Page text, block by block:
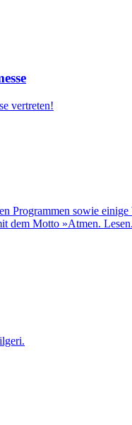
vertreten!
Programmen sowie
dem Motto »Atmen.